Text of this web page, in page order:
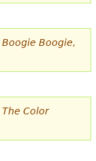
Boogie Boogie,
The Color